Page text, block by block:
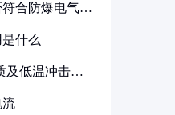
合防爆电气设
什么
及低温冲击要